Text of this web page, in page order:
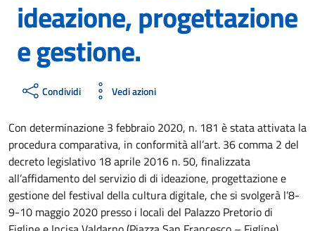
ideazione, progettazione
e gestione.
Condividi Vedi azioni
Con determinazione 3 febbraio 2020, n. 181 è stata attivata la
procedura comparativa, in conformità all’art. 36 comma 2 del
decreto legislativo 18 aprile 2016 n. 50, finalizzata
all’affidamento del servizio di di ideazione, progettazione e
gestione del festival della cultura digitale, che si svolgerà l’8-
9-10 maggio 2020 presso i locali del Palazzo Pretorio di